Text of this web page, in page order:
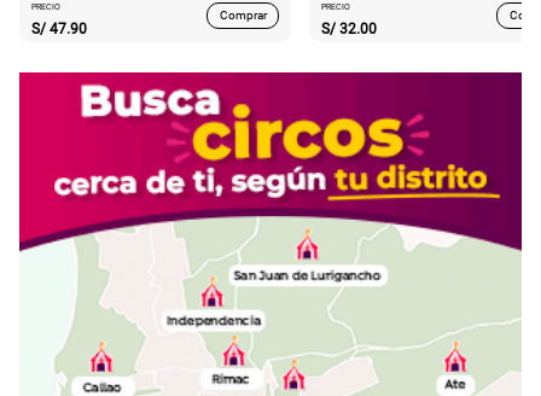
PRECIO
S/ 47.90
Comprar
PRECIO
S/ 32.00